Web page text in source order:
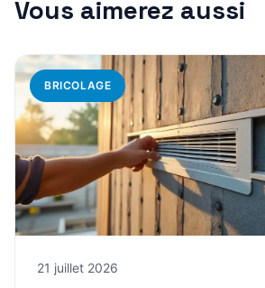
Vous aimerez aussi
BRICOLAGE
21 juillet 2026